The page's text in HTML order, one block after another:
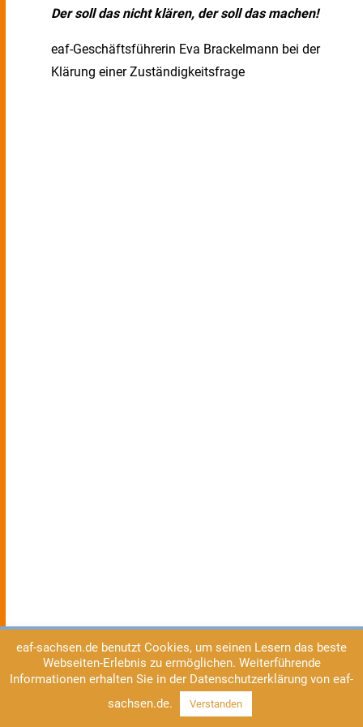
Der soll das nicht klären, der soll das machen!
eaf-Geschäftsführerin Eva Brackelmann bei der
Klärung einer Zuständigkeitsfrage
eaf-sachsen.de benutzt Cookies, um seinen Lesern das beste
Webseiten-Erlebnis zu ermöglichen. Weiterführende
Informationen erhalten Sie in der Datenschutzerklärung von eaf-
sachsen.de.
Verstanden